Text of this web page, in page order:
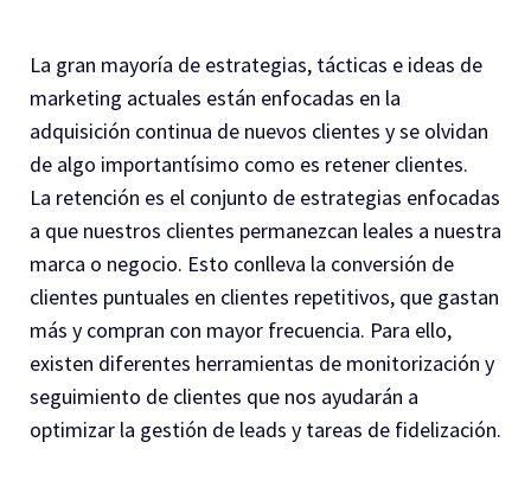
La gran mayoría de estrategias, tácticas e ideas de
marketing actuales están enfocadas en la
adquisición continua de nuevos clientes y se olvidan
de algo importantísimo como es retener clientes.
La retención es el conjunto de estrategias enfocadas
a que nuestros clientes permanezcan leales a nuestra
marca o negocio. Esto conlleva la conversión de
clientes puntuales en clientes repetitivos, que gastan
más y compran con mayor frecuencia. Para ello,
existen diferentes herramientas de monitorización y
seguimiento de clientes que nos ayudarán a
optimizar la gestión de leads y tareas de fidelización.